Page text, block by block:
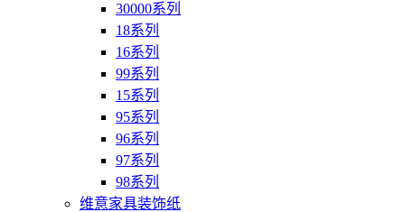
30000系列
18系列
16系列
99系列
15系列
95系列
96系列
97系列
98系列
维意家具装饰纸